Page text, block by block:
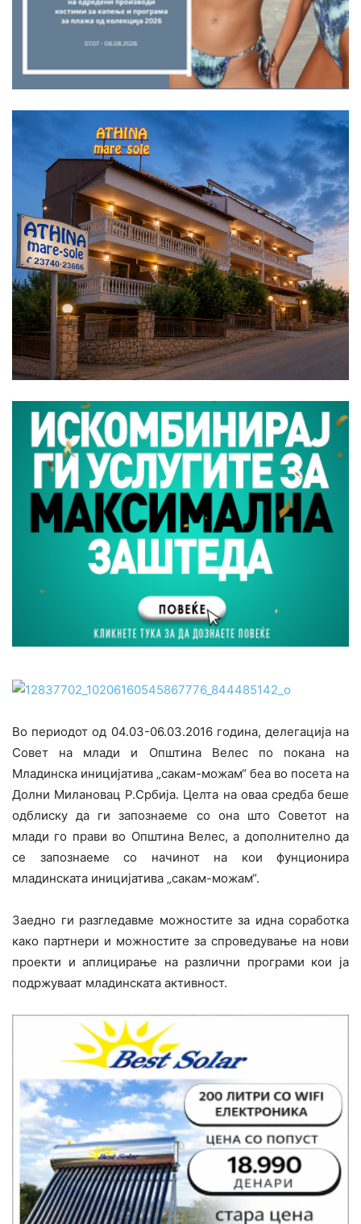
Во периодот од 04.03-06.03.2016 година, делегација на
Совет на млади и Општина Велес по покана на
Младинска иницијатива „сакам-можам“ беа во посета на
Долни Милановац Р.Србија. Целта на оваа средба беше
одблиску да ги запознаеме со она што Советот на
млади го прави во Општина Велес, а дополнително да
се запознаеме со начинот на кои фунционира
младинската иницијатива „сакам-можам“.
Заедно ги разгледавме можностите за идна соработка
како партнери и можностите за спроведување на нови
проекти и аплицирање на различни програми кои ја
подржуваат младинската активност.